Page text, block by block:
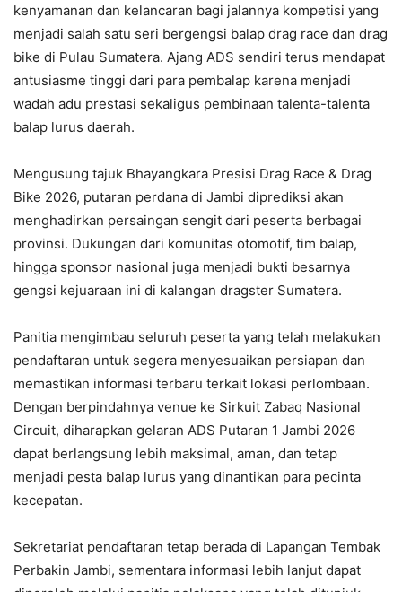
kenyamanan dan kelancaran bagi jalannya kompetisi yang
menjadi salah satu seri bergengsi balap drag race dan drag
bike di Pulau Sumatera. Ajang ADS sendiri terus mendapat
antusiasme tinggi dari para pembalap karena menjadi
wadah adu prestasi sekaligus pembinaan talenta-talenta
balap lurus daerah.
Mengusung tajuk Bhayangkara Presisi Drag Race & Drag
Bike 2026, putaran perdana di Jambi diprediksi akan
menghadirkan persaingan sengit dari peserta berbagai
provinsi. Dukungan dari komunitas otomotif, tim balap,
hingga sponsor nasional juga menjadi bukti besarnya
gengsi kejuaraan ini di kalangan dragster Sumatera.
Panitia mengimbau seluruh peserta yang telah melakukan
pendaftaran untuk segera menyesuaikan persiapan dan
memastikan informasi terbaru terkait lokasi perlombaan.
Dengan berpindahnya venue ke Sirkuit Zabaq Nasional
Circuit, diharapkan gelaran ADS Putaran 1 Jambi 2026
dapat berlangsung lebih maksimal, aman, dan tetap
menjadi pesta balap lurus yang dinantikan para pecinta
kecepatan.
Sekretariat pendaftaran tetap berada di Lapangan Tembak
Perbakin Jambi, sementara informasi lebih lanjut dapat